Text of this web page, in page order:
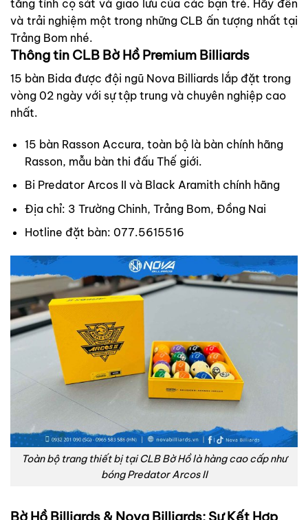
tăng tính cọ sát và giao lưu của các bạn trẻ. Hãy đến
và trải nghiệm một trong những CLB ấn tượng nhất tại
Trảng Bom nhé.
Thông tin CLB Bờ Hồ Premium Billiards
15 bàn Bida được đội ngũ Nova Billiards lắp đặt trong
vòng 02 ngày với sự tập trung và chuyên nghiệp cao
nhất.
15 bàn Rasson Accura, toàn bộ là bàn chính hãng
Rasson, mẫu bàn thi đấu Thế giới.
Bi Predator Arcos II và Black Aramith chính hãng
Địa chỉ: 3 Trường Chinh, Trảng Bom, Đồng Nai
Hotline đặt bàn: 077.5615516
Toàn bộ trang thiết bị tại CLB Bờ Hồ là hàng cao cấp như
bóng Predator Arcos II